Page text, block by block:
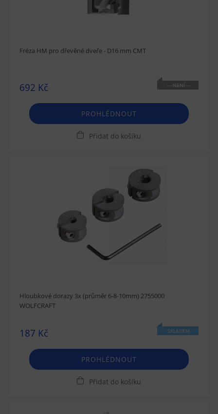
Fréza HM pro dřevěné dveře - D16 mm CMT
692 Kč
NENÍ
PROHLÉDNOUT
Přidat do košíku
Hloubkové dorazy 3x (průměr 6-8-10mm) 2755000
WOLFCRAFT
187 Kč SKLADEM
PROHLÉDNOUT
Přidat do košíku